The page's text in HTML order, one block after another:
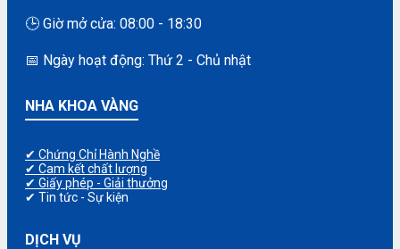
🕒 Giờ mở cửa: 08:00 - 18:30
📅 Ngày hoạt động: Thứ 2 - Chủ nhật
NHA KHOA VÀNG
✔ Chứng Chỉ Hành Nghề
✔ Cam kết chất lượng
✔ Giấy phép - Giải thưởng
✔ Tin tức - Sự kiện
DỊCH VỤ